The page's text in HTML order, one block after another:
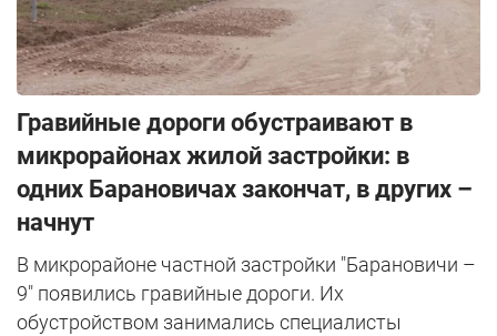
Гравийные дороги обустраивают в
микрорайонах жилой застройки: в
одних Барановичах закончат, в других –
начнут
В микрорайоне частной застройки "Барановичи –
9" появились гравийные дороги. Их
обустройством занимались специалисты